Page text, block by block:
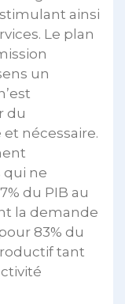
ainsi
Le plan
un
du
nécessaire.
qui ne
du PIB au
la demande
83% du
tant